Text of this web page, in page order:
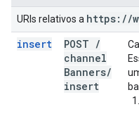
URIs relativos a https: //
insert
POST /
channel
Banners/
insert